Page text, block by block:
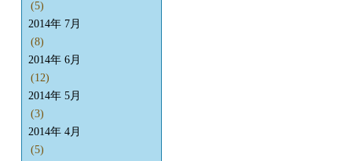
(5)
2014年 7月
(8)
2014年 6月
(12)
2014年 5月
(3)
2014年 4月
(5)